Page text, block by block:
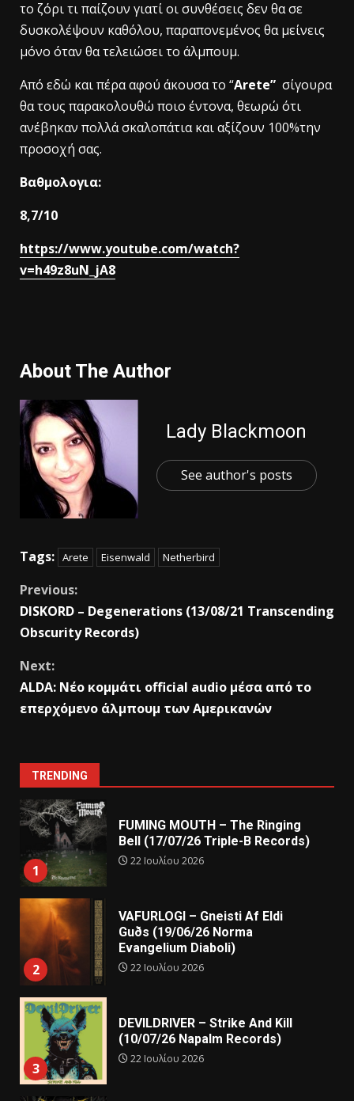
το ζόρι τι παίζουν γιατί οι συνθέσεις δεν θα σε
δυσκολέψουν καθόλου, παραπονεμένος θα μείνεις
μόνο όταν θα τελειώσει το άλμπουμ.
Από εδώ και πέρα αφού άκουσα το “Arete” σίγουρα
θα τους παρακολουθώ ποιο έντονα, θεωρώ ότι
ανέβηκαν πολλά σκαλοπάτια και αξίζουν 100%την
προσοχή σας.
Βαθμολογια:
8,7/10
https://www.youtube.com/watch?
v=h49z8uN_jA8
About The Author
Lady Blackmoon
See author's posts
Tags: Arete Eisenwald Netherbird
Previous:
DISKORD – Degenerations (13/08/21 Transcending
Obscurity Records)
Next:
ALDA: Νέο κομμάτι official audio μέσα από το
επερχόμενο άλμπουμ των Αμερικανών
TRENDING
1
FUMING MOUTH – The Ringing
Bell (17/07/26 Triple-B Records)
22 Ιουλίου 2026
2
VAFURLOGI – Gneisti Af Eldi
Guðs (19/06/26 Norma
Evangelium Diaboli)
22 Ιουλίου 2026
3
DEVILDRIVER – Strike And Kill
(10/07/26 Napalm Records)
22 Ιουλίου 2026